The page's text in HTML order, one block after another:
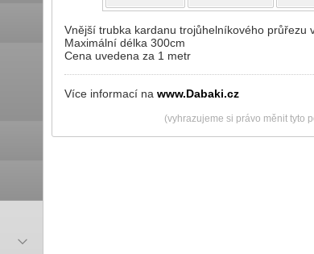
Vnější trubka kardanu trojůhelníkového průřezu
Maximální délka 300cm
Cena uvedena za 1 metr
Více informací na www.Dabaki.cz
(vyhrazujeme si právo měnit tyto